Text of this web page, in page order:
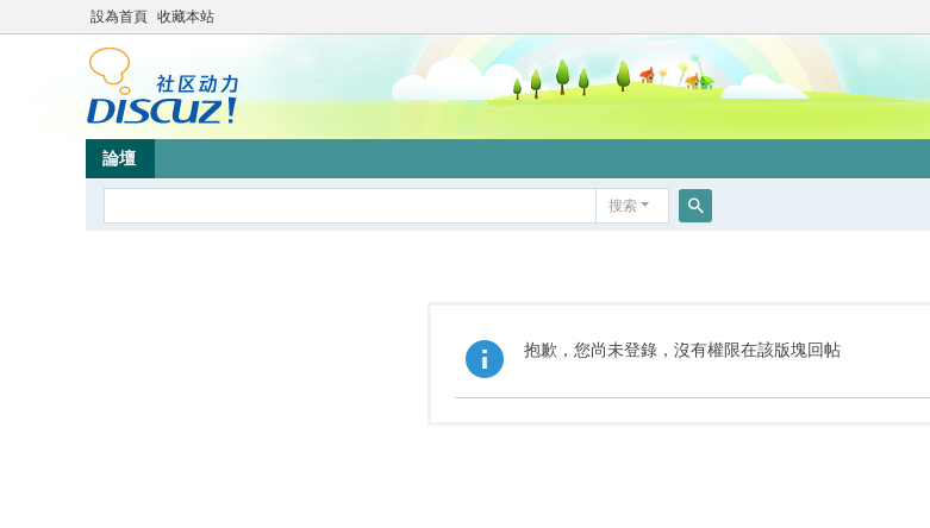
設為首頁 收藏本站
論壇
搜索
抱歉，您尚未登錄，沒有權限在該版塊回帖